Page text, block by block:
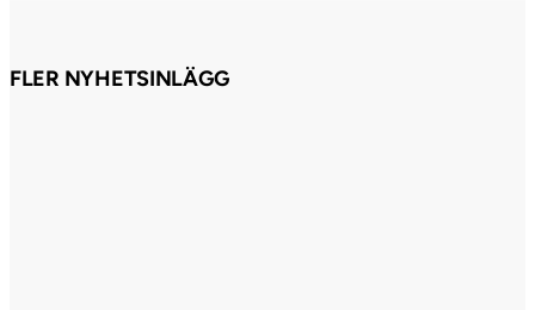
FLER NYHETSINLÄGG